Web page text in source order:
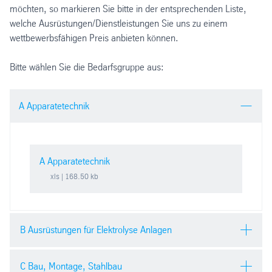
möchten, so markieren Sie bitte in der entsprechenden Liste,
welche Ausrüstungen/Dienstleistungen Sie uns zu einem
wettbewerbsfähigen Preis anbieten können.
Bitte wählen Sie die Bedarfsgruppe aus:
A Apparatetechnik
A Apparatetechnik
xls | 168.50 kb
B Ausrüstungen für Elektrolyse Anlagen
C Bau, Montage, Stahlbau